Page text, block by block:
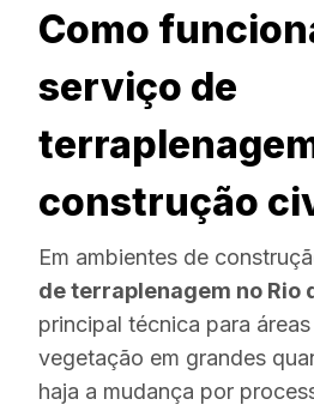
Como
serviço de
construção
Em ambientes de
de terraplenagem no Rio
principal técnica para
vegetação em grandes
haja a mudança por